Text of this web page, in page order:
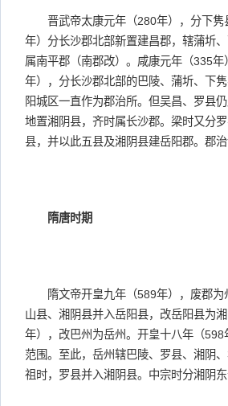
晋武帝太康元年（280年），分下隽
年）分长沙郡北部新置建昌郡，辖蒲圻
属南平郡（南郡改）。咸康元年（335
年），分长沙郡北部的巴陵、蒲圻、下
阳城区一直作为郡治所。但吴昌、罗县
地置湘阴县，齐时属长沙郡。梁时又分
县，并以此五县及湘阴县建岳阳郡。郡
隋唐时期
隋文帝开皇九年（589年），废郡为
山县、湘阴县并入岳阳县，改岳阳县为
年），改巴州为岳州。开皇十八年（
范围。至此，岳州辖巴陵、罗县、湘阴
祖时，罗县并入湘阴县。中宗时分湘阴